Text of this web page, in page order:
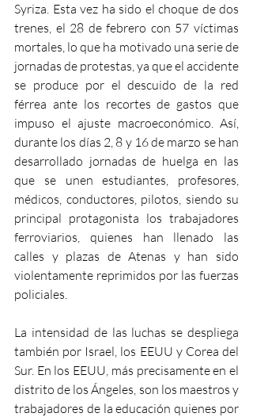
Syriza. Esta vez ha sido el choque de dos
trenes, el 28 de febrero con 57 víctimas
mortales, lo que ha motivado una serie de
jornadas de protestas, ya que el accidente
se produce por el descuido de la red
férrea ante los recortes de gastos que
impuso el ajuste macroeconómico. Así,
durante los días 2, 8 y 16 de marzo se han
desarrollado jornadas de huelga en las
que se unen estudiantes, profesores,
médicos, conductores, pilotos, siendo su
principal protagonista los trabajadores
ferroviarios, quienes han llenado las
calles y plazas de Atenas y han sido
violentamente reprimidos por las fuerzas
policiales.
La intensidad de las luchas se despliega
también por Israel, los EEUU y Corea del
Sur. En los EEUU, más precisamente en el
distrito de los Ángeles, son los maestros y
trabajadores de la educación quienes por